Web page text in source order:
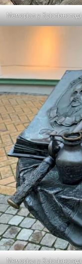
Меморіал у Крістіанстаді
Меморіал у Крістіанстаді